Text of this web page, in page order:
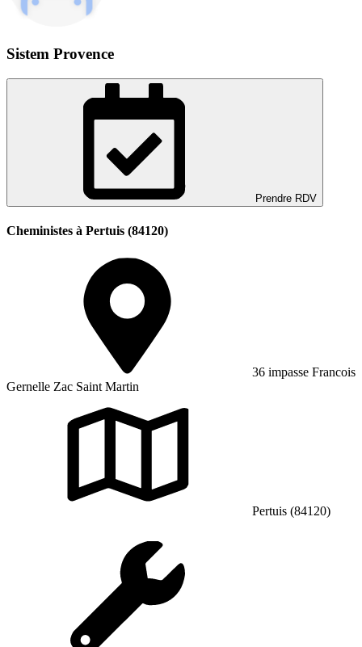
Sistem Provence
Prendre RDV
Cheministes à Pertuis (84120)
36 impasse Francois
Gernelle Zac Saint Martin
Pertuis (84120)